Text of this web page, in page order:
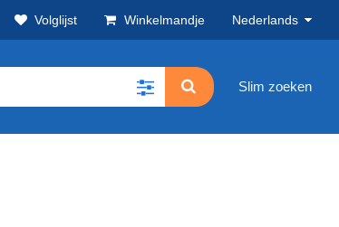
Volglijst Winkelmandje Nederlands
Slim zoeken